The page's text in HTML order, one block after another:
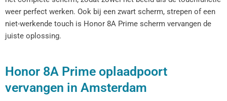
weer perfect werken. Ook bij een zwart scherm, strepen of een
niet-werkende touch is Honor 8A Prime scherm vervangen de
juiste oplossing.
Honor 8A Prime oplaadpoort
vervangen in Amsterdam